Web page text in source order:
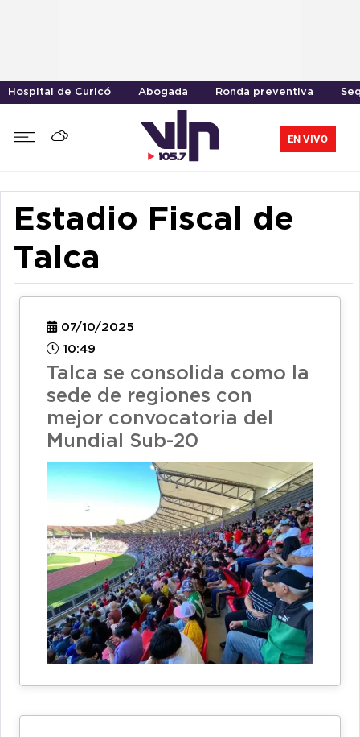
Hospital de Curicó Abogada Ronda preventiva
EN VIVO
Estadio Fiscal de
Talca
07/10/2025
10:49
Talca se consolida como la
sede de regiones con
mejor convocatoria del
Mundial Sub-20